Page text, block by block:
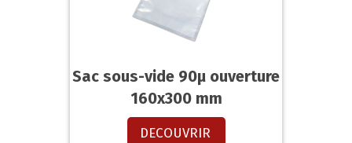
Sac sous-vide 90µ ouverture
160x300 mm
DECOUVRIR